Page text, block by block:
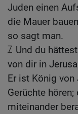
Juden einen
die Mauer
so sagt man.
7 Und du
von dir in
Er ist König
Gerüchte
miteinander